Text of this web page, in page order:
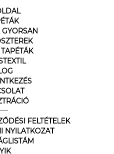
FELTÉTELEK
NYILATKOZAT